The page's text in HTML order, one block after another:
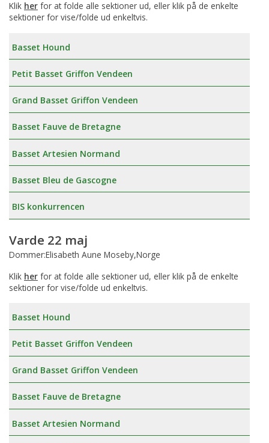
Klik her for at folde alle sektioner ud, eller klik på de enkelte
sektioner for vise/folde ud enkeltvis.
Basset Hound
Petit Basset Griffon Vendeen
Grand Basset Griffon Vendeen
Basset Fauve de Bretagne
Basset Artesien Normand
Basset Bleu de Gascogne
BIS konkurrencen
Varde 22 maj
Dommer:Elisabeth Aune Moseby,Norge
Klik her for at folde alle sektioner ud, eller klik på de enkelte
sektioner for vise/folde ud enkeltvis.
Basset Hound
Petit Basset Griffon Vendeen
Grand Basset Griffon Vendeen
Basset Fauve de Bretagne
Basset Artesien Normand